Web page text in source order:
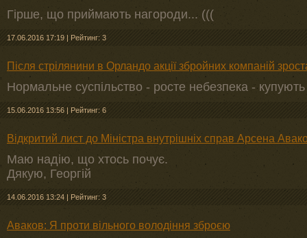
Гірше, що приймають нагороди... (((
17.06.2016 17:19 | Рейтинг: 3
Після стрілянини в Орландо акції збройних компаній
Нормальне суспільство - росте небезпека -
15.06.2016 13:56 | Рейтинг: 6
Відкритий лист до Міністра внутрішніх справ Арсена
Маю надію, що хтось почує.
Дякую, Георгій
14.06.2016 13:24 | Рейтинг: 3
Аваков: Я проти вільного володіння зброєю